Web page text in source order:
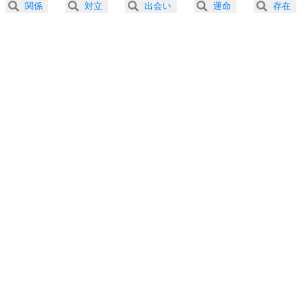
プラス思考
3.0倍速 （357KB 1分31秒）
関係 対立 出会い 運命 存在